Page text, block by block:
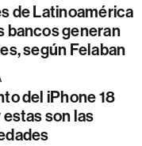
de Latinoamérica
bancos generan
según Felaban
del iPhone 18
son las